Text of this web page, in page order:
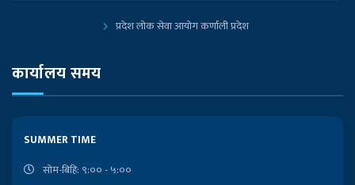
प्रदेश लोक सेवा आयोग कर्णाली प्रदेश
प्रदेश लोक सेवा आयोग, कोशी प्रदेश, विराटनगर
कार्यालय समय
SUMMER TIME
सोम-बिहि: ९:०० - ५:००